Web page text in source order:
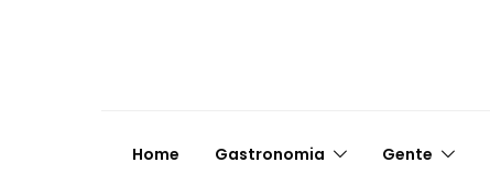
Home Gastronomia Gente